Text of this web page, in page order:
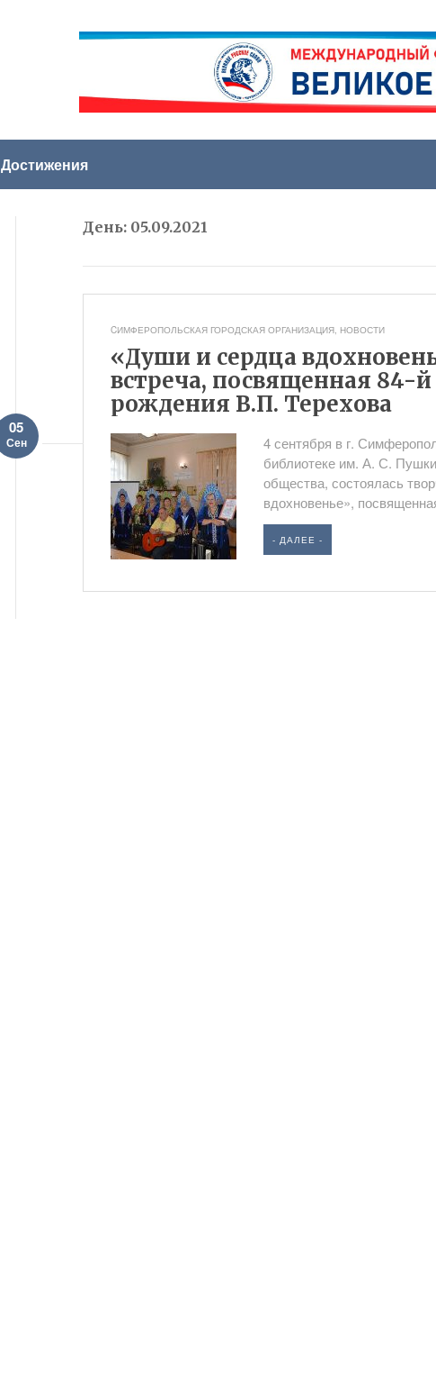
Достижения
День: 05.09.2021
CИМФЕРОПОЛЬСКАЯ ГОРОДСКАЯ ОРГАНИЗАЦИЯ, НОВОСТИ
«Души и сердца
встреча, посвященная 84-
рождения В.П. Терехова
05
Сен
4 сентября в г.
библиотеке им. А. С.
общества, состоялась
вдохновенье»,
- ДАЛЕЕ -